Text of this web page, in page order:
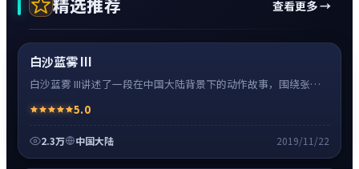
精选推荐 查看更多 →
超清4K
动作
白沙蓝雾 III
白沙蓝雾 III讲述了一段在中国大陆背景下的动作故事，围绕张译
凑、情绪克制。
5.0
2.3万 中国大陆 2019/11/22